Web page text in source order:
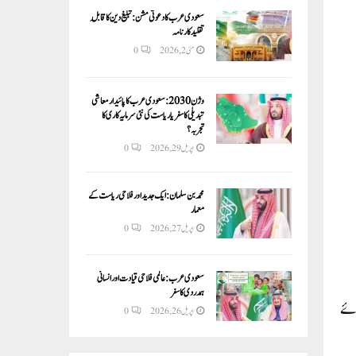
سعودی عرب کا دعوتی مشن: تبلیغ دین کا قابلِ
تقلید کارنامہ
مئی 2, 2026 0
وژن 2030:سعودی عرب کا پائیدار معاشی
تبدیلی کا سفر یا ریاست کی نئی سرمایہ کاری کا
تجربہ؟
اپریل 29, 2026 0
محمد بن سلمان: ایک جدید اور فلاحی ریاست کے
معمار
اپریل 27, 2026 0
سعودی عرب: عالمی فلاحی قیادت اور انسانی
ہمدردی کا سفر
اپریل 26, 2026 0